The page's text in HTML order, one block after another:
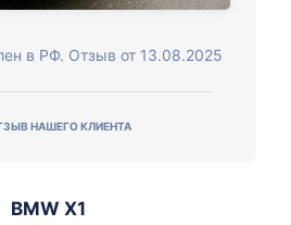
в РФ. Отзыв от 13.08.2025
НАШЕГО КЛИЕНТА
BMW X1